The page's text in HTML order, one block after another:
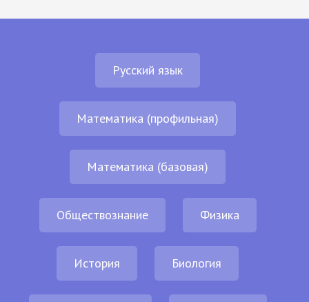
Русский язык
Математика (профильная)
Математика (базовая)
Обществознание Физика
История Биология